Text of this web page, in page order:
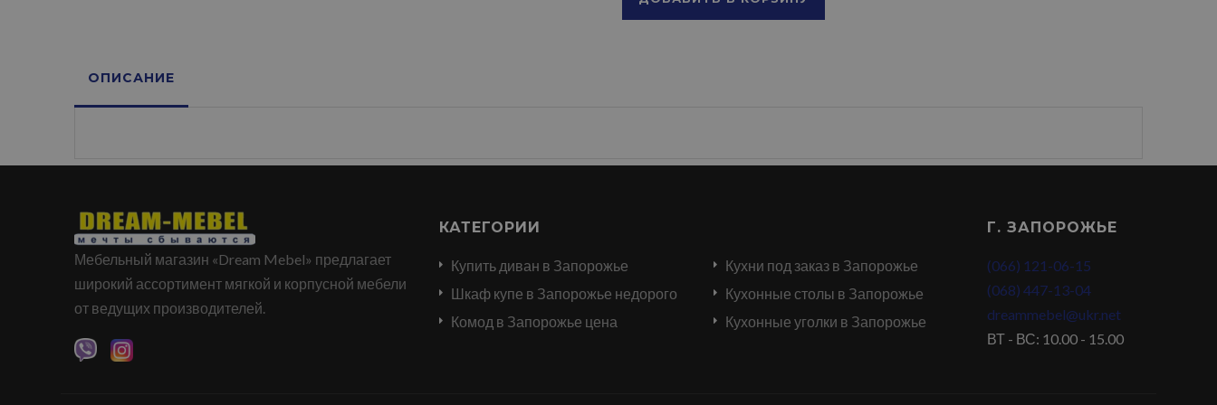
ОПИСАНИЕ
Мебельный магазин «Dream Mebel» предлагает
широкий ассортимент мягкой и корпусной мебели
от ведущих производителей.
КАТЕГОРИИ
Купить диван в Запорожье
Шкаф купе в Запорожье недорого
Комод в Запорожье цена
Кухни под заказ в Запорожье
Кухонные столы в Запорожье
Кухонные уголки в Запорожье
Г. ЗАПОРОЖЬЕ
(066) 121-06-15
(068) 447-13-04
dreammebel@ukr.net
ВТ - ВС: 10.00 - 15.00